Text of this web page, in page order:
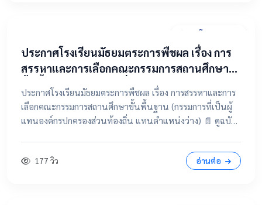
31 มีนาคม 2569
ประกาศโรงเรียนมัธยมตระการพืชผล เรื่อง การ
สรรหาและการเลือกคณะกรรมการสถานศึกษา
ขั้นพื้นฐาน (กรรมการที่เป็นผู้แทนองค์กร
ปกครองส่วนท้องถิ่น แทนตำแหน่งว่าง)
ประกาศโรงเรียนมัธยมตระการพืชผล เรื่อง การสรรหาและการ
เลือกคณะกรรมการสถานศึกษาขั้นพื้นฐาน (กรรมการที่เป็นผู้
แทนองค์กรปกครองส่วนท้องถิ่น แทนตำแหน่งว่าง) 📄 ดูฉบับ
177 วิว อ่านต่อ